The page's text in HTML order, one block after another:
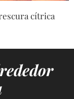
cítrica